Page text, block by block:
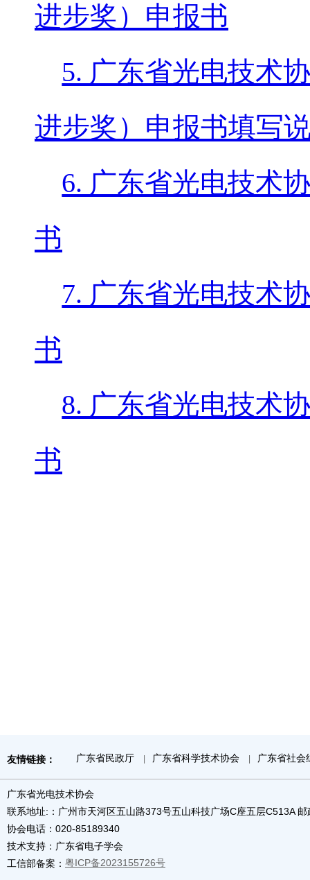
进步奖）申报书
5. 广东省光电技术
进步奖）申报书填写
6. 广东省光电技术
书
7. 广东省光电技术
书
8. 广东省光电技术
书
友情链接： 广东省民政厅 广东省科学技术协会 广东省社会
广东省光电技术协会
联系地址:：广州市天河区五山路373号五山科技广场C座五层C513A
协会电话：020-85189340
技术支持：广东省电子学会
工信部备案： 粤ICP备2023155726号